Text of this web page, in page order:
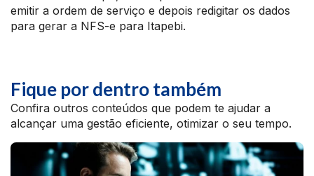
emitir a ordem de serviço e depois redigitar os dados
para gerar a NFS-e para Itapebi.
Fique por dentro também
Confira outros conteúdos que podem te ajudar a
alcançar uma gestão eficiente, otimizar o seu tempo.